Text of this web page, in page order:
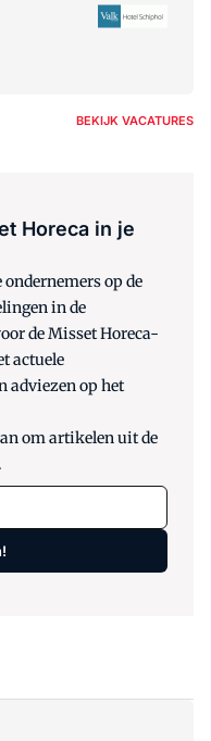
BEKIJK VACATURES
Horeca in je
op de
in de
de Misset Horeca-
actuele
adviezen op het
om artikelen uit de